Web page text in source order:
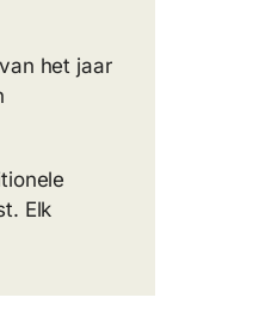
het jaar
Elk